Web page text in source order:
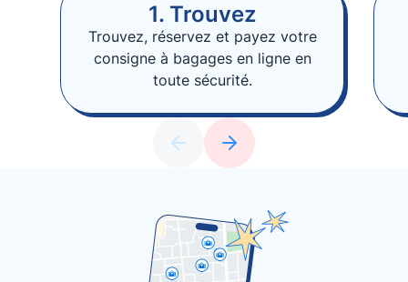
1. Trouvez
Trouvez, réservez et payez votre
consigne à bagages en ligne en
toute sécurité.